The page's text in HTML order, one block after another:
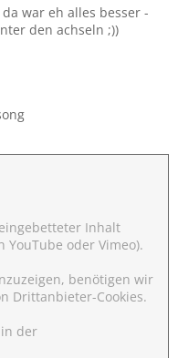
war eh alles besser -
den achseln ;))
Inhalt
YouTube oder Vimeo).
benötigen wir
Drittanbieter-Cookies.
der